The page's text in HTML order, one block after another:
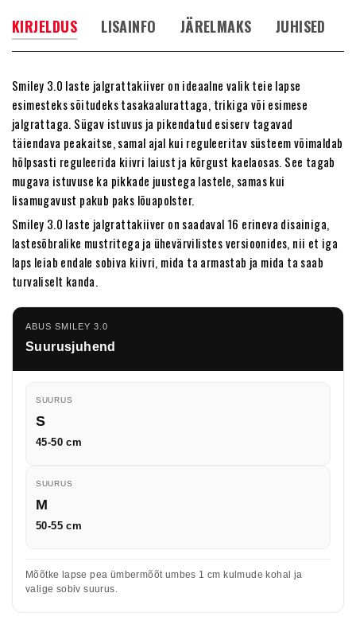
KIRJELDUS LISAINFO JÄRELMAKS JUHISED
Smiley 3.0 laste jalgrattakiiver on ideaalne valik teie lapse
esimesteks sõitudeks tasakaalurattaga, trikiga või esimese
jalgrattaga. Sügav istuvus ja pikendatud esiserv tagavad
täiendava peakaitse, samal ajal kui reguleeritav süsteem võimaldab
hõlpsasti reguleerida kiivri laiust ja kõrgust kaelaosas. See tagab
mugava istuvuse ka pikkade juustega lastele, samas kui
lisamugavust pakub paks lõuapolster.
Smiley 3.0 laste jalgrattakiiver on saadaval 16 erineva disainiga,
lastesõbralike mustritega ja ühevärvilistes versioonides, nii et iga
laps leiab endale sobiva kiivri, mida ta armastab ja mida ta saab
turvaliselt kanda.
ABUS SMILEY 3.0
Suurusjuhend
SUURUS
S
45-50 cm
SUURUS
M
50-55 cm
Mõõtke lapse pea ümbermõõt umbes 1 cm kulmude kohal ja
valige sobiv suurus.